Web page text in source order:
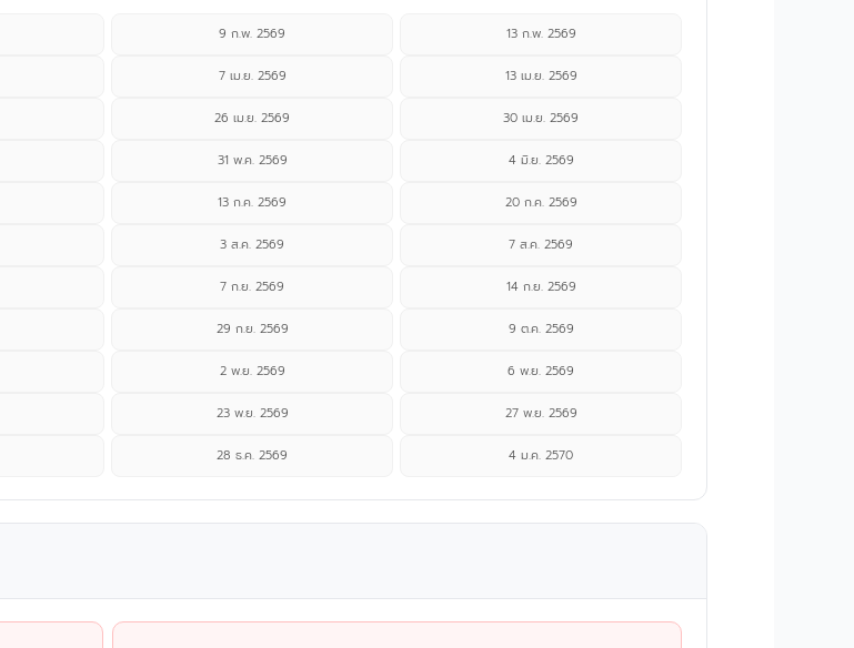
9 ก.พ. 2569 13 ก.พ. 2569
7 เม.ย. 2569 13 เม.ย. 2569
26 เม.ย. 2569 30 เม.ย. 2569
31 พ.ค. 2569 4 มิ.ย. 2569
13 ก.ค. 2569 20 ก.ค. 2569
3 ส.ค. 2569 7 ส.ค. 2569
7 ก.ย. 2569 14 ก.ย. 2569
29 ก.ย. 2569 9 ต.ค. 2569
2 พ.ย. 2569 6 พ.ย. 2569
23 พ.ย. 2569 27 พ.ย. 2569
28 ธ.ค. 2569 4 ม.ค. 2570